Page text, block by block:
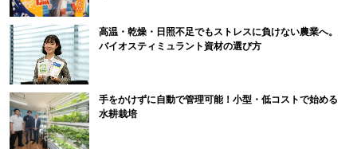
高温・乾燥・日照不足でもストレスに負けない農業へ。
バイオスティミュラント資材の選び方
手をかけずに自動で管理可能！小型・低コストで始める
水耕栽培